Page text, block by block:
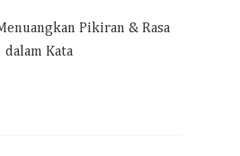
Pikiran & Rasa
dalam Kata